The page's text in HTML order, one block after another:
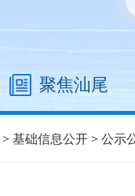
聚焦汕尾
>基础信息公开 >公示